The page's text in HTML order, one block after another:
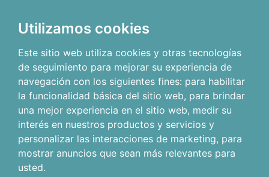
Utilizamos cookies
Este sitio web utiliza cookies y otras tecnologías
de seguimiento para mejorar su experiencia de
navegación con los siguientes fines: para habilitar
la funcionalidad básica del sitio web, para brindar
una mejor experiencia en el sitio web, medir su
interés en nuestros productos y servicios y
personalizar las interacciones de marketing, para
mostrar anuncios que sean más relevantes para
usted.